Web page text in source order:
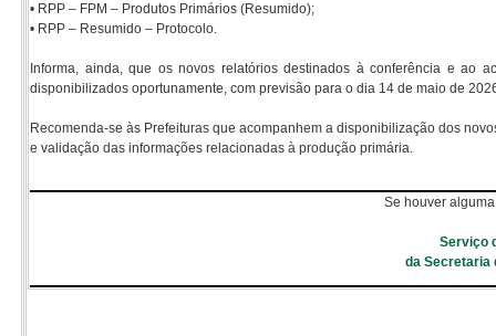
• RPP – FPM – Produtos Primários (Resumido);
• RPP – Resumido – Protocolo.
Informa, ainda, que os novos relatórios destinados à conferência e ao
disponibilizados oportunamente, com previsão para o dia 14 de maio de
Recomenda-se às Prefeituras que acompanhem a disponibilização dos
e validação das informações relacionadas à produção primária.
Se houver
Serviço
da Secretaria